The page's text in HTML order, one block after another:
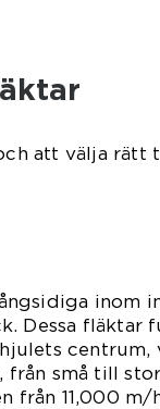
att välja rätt
inom
Dessa fläktar
centrum,
små till
från 11,000